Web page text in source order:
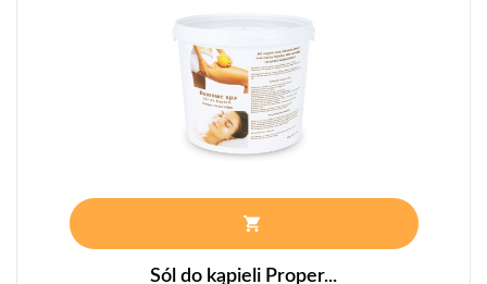
Sól do kąpieli Proper...